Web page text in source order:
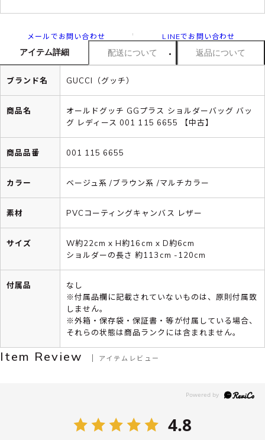
メールでお問い合わせ LINEでお問い合わせ
アイテム詳細 配送について 返品について
ブランド名 GUCCI（グッチ）
商品名
オールドグッチ GGプラス ショルダーバッグ バッ
グ レディース 001 115 6655 【中古】
商品品番 001 115 6655
カラー ベージュ系 /ブラウン系 /マルチカラー
素材 PVCコーティングキャンバス レザー
サイズ
W約22cm x H約16cm x D約6cm
ショルダーの長さ 約113cm -120cm
付属品
なし
※付属品欄に記載されていないものは、原則付属致
しません。
※外箱・保存袋・保証書・等が付属している場合、
それらの状態は商品ランクには含まれません。
Item Review アイテムレビュー
4.8